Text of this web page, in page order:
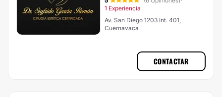
1 Experiencia
Av. San Diego 1203 Int. 401,
Cuernavaca
CONTACTAR